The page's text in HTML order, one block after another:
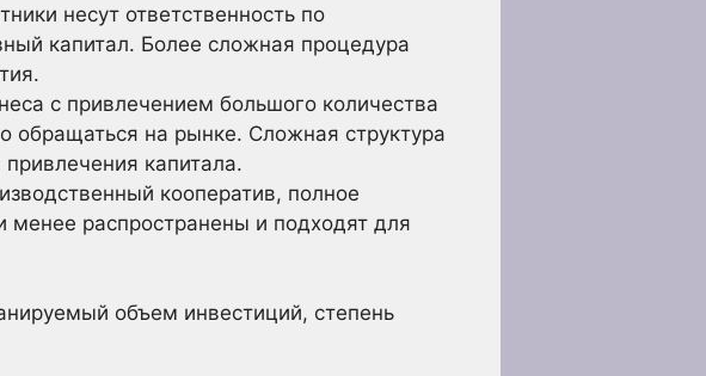
несут ответственность по
капитал. Более сложная процедура
с привлечением большого количества
обращаться на рынке. Сложная структура
капитала.
кооператив, полное
распространены и подходят для
объем инвестиций, степень